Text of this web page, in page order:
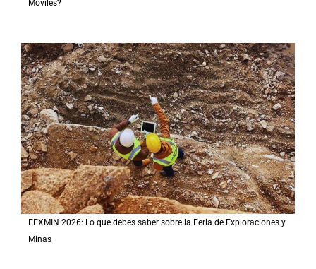
Móviles?
FEXMIN 2026: Lo que debes saber sobre la Feria de Exploraciones y
Minas